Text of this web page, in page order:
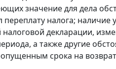
значение для дела
налога; наличие
декларации,
а также другие
срока на